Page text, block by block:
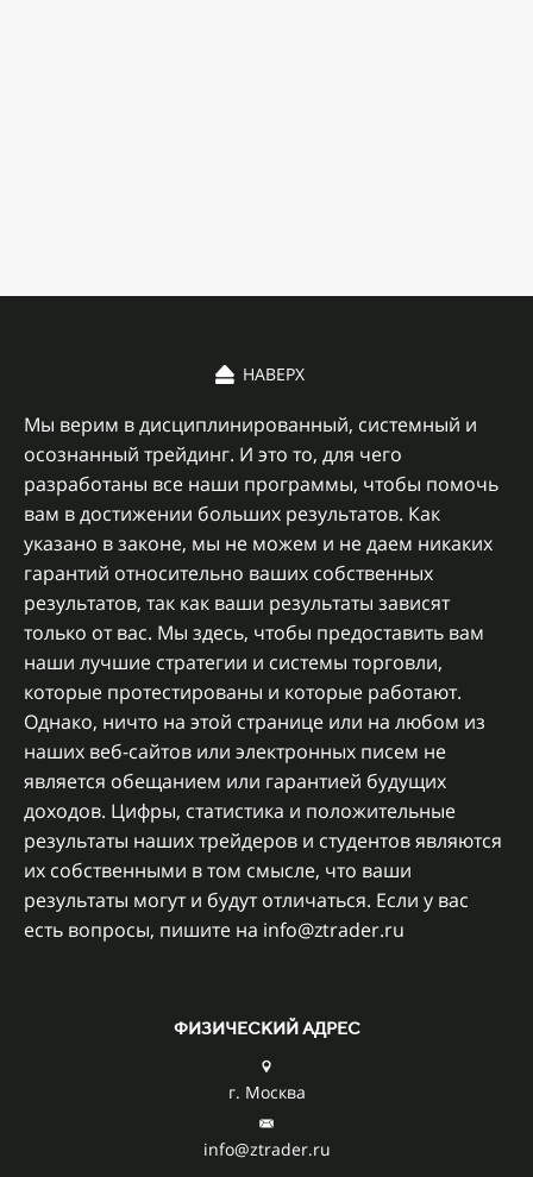
НАВЕРХ
Мы верим в дисциплинированный, системный и
осознанный трейдинг. И это то, для чего
разработаны все наши программы, чтобы помочь
вам в достижении больших результатов. Как
указано в законе, мы не можем и не даем никаких
гарантий относительно ваших собственных
результатов, так как ваши результаты зависят
только от вас. Мы здесь, чтобы предоставить вам
наши лучшие стратегии и системы торговли,
которые протестированы и которые работают.
Однако, ничто на этой странице или на любом из
наших веб-сайтов или электронных писем не
является обещанием или гарантией будущих
доходов. Цифры, статистика и положительные
результаты наших трейдеров и студентов являются
их собственными в том смысле, что ваши
результаты могут и будут отличаться. Если у вас
есть вопросы, пишите на info@ztrader.ru
ФИЗИЧЕСКИЙ АДРЕС
г. Москва
info@ztrader.ru